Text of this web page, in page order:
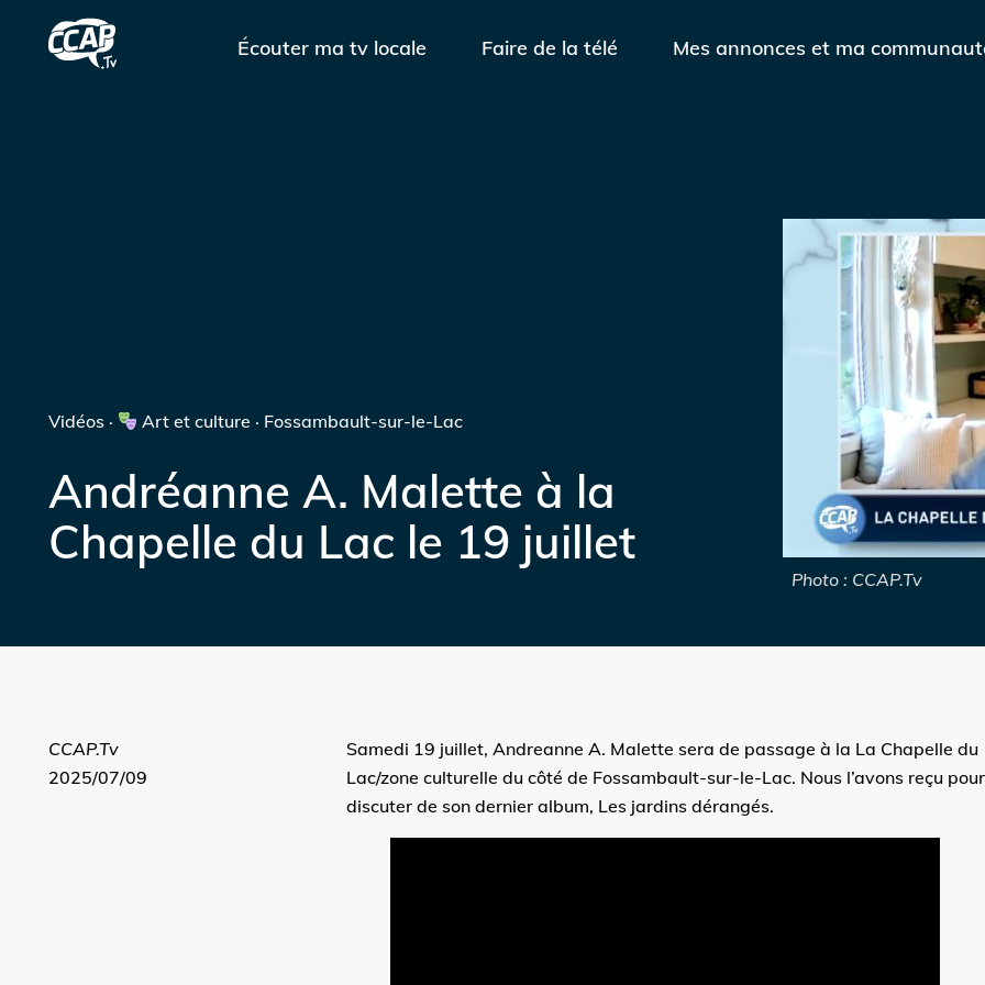
Écouter ma tv locale Faire de la télé Mes annonces et ma
Vidéos · Art et culture · Fossambault-sur-le-Lac
Andréanne A. Malette à la
Chapelle du Lac le 19 juillet
Photo : CCAP.Tv
CCAP.Tv
2025/07/09
Samedi 19 juillet, Andreanne A. Malette sera de passage à la La Chapelle du
Lac/zone culturelle du côté de Fossambault-sur-le-Lac. Nous l’avons reçu pour
discuter de son dernier album, Les jardins dérangés.